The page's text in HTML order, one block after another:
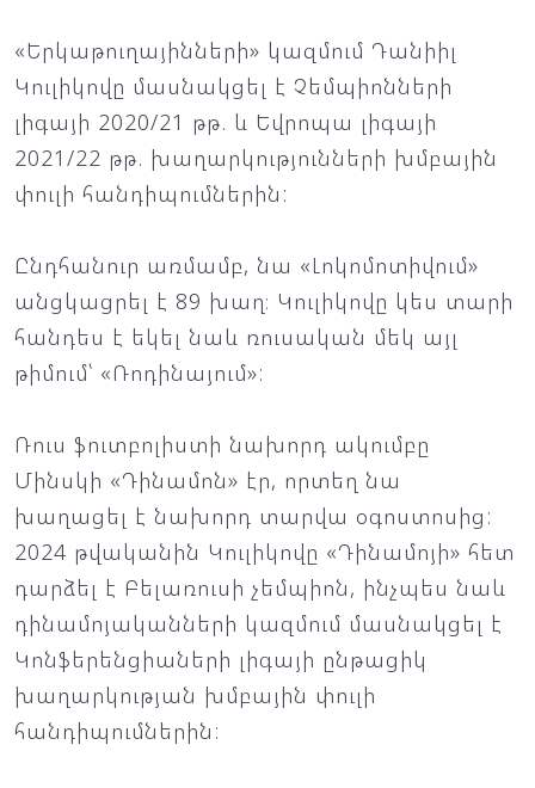
«Երկաթուղայինների» կազմում Դանիիլ
Կուլիկովը մասնակցել է Չեմպիոնների
լիգայի 2020/21 թթ. և Եվրոպա լիգայի
2021/22 թթ. խաղարկությունների խմբային
փուլի հանդիպումներին:
Ընդհանուր առմամբ, նա «Լոկոմոտիվում»
անցկացրել է 89 խաղ։ Կուլիկովը կես տարի
հանդես է եկել նաև ռուսական մեկ այլ
թիմում՝ «Ռոդինայում»:
Ռուս ֆուտբոլիստի նախորդ ակումբը
Մինսկի «Դինամոն» էր, որտեղ նա
խաղացել է նախորդ տարվա օգոստոսից:
2024 թվականին Կուլիկովը «Դինամոյի» հետ
դարձել է Բելառուսի չեմպիոն, ինչպես նաև
դինամոյականների կազմում մասնակցել է
Կոնֆերենցիաների լիգայի ընթացիկ
խաղարկության խմբային փուլի
հանդիպումներին: